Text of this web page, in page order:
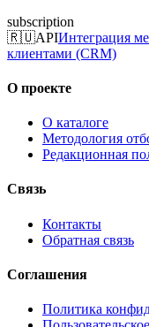
subscription
🇷🇺APIИнтеграция
клиентами (CRM)
О проекте
О каталоге
Методология
Редакционная
Связь
Контакты
Обратная связь
Соглашения
Политика